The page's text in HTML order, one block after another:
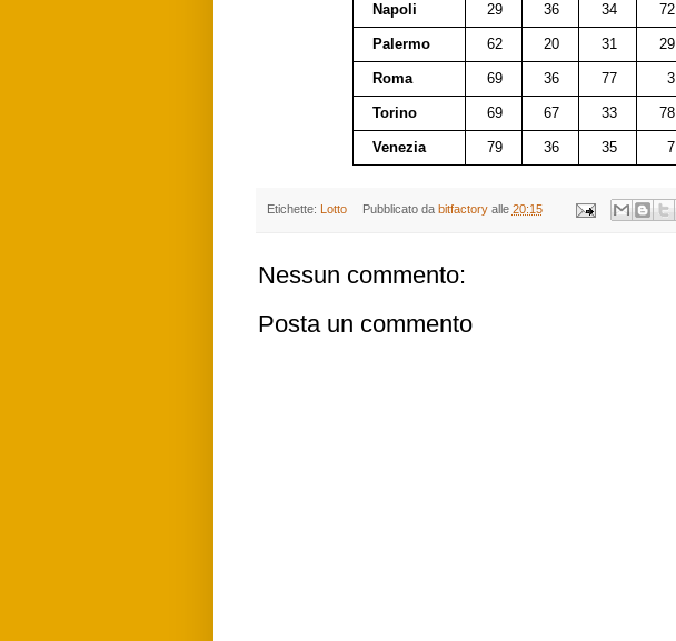
Napoli 29 36 34 72
Palermo 62 20 31 29
Roma 69 36 77 3
Torino 69 67 33 78
Venezia 79 36 35 7
Etichette: Lotto Pubblicato da bitfactory alle 20:15
Nessun commento:
Posta un commento